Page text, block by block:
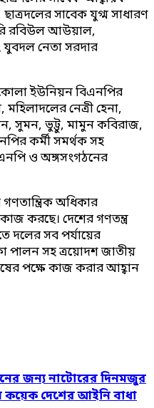
সাবেক যুগ্ম সাধারণ
রবিউল আউয়াল,
নেতা সরদার
ইউনিয়ন বিএনপির
নেত্রী হেনা,
সুমন, ভুট্টু, মামুন কবিরাজ,
কর্মী সমর্থক সহ
ও অঙ্গসংগঠনের
অধিকার
করছে। দেশের গণতন্ত্র
দলের সব পর্যায়ের
পালন সহ ত্রয়োদশ জাতীয়
পক্ষে কাজ করার আহ্বান
জন্য নাটোরের দিনমজুর
কয়েক দেশের আইনি বাধা